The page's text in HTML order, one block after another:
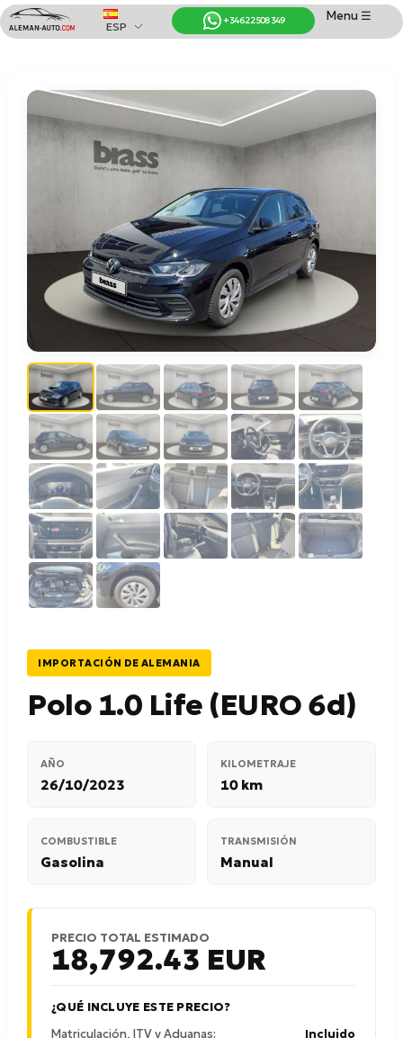
Coches de Alemania
Importación de Coches de Alemania
Menu ☰
+34 622 508 349
ESP
IMPORTACIÓN DE ALEMANIA
Polo 1.0 Life (EURO 6d)
AÑO
26/10/2023
KILOMETRAJE
10 km
COMBUSTIBLE
Gasolina
TRANSMISIÓN
Manual
PRECIO TOTAL ESTIMADO
18,792.43 EUR
¿QUÉ INCLUYE ESTE PRECIO?
Matriculación, ITV y Aduanas:
Incluido